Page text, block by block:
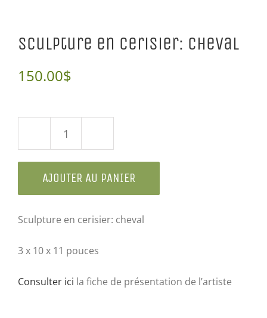
Sculpture en cerisier: cheval
150.00$
quantité
de
Sculpture
en
cerisier:
AJOUTER AU PANIER
Sculpture en cerisier: cheval
3 x 10 x 11 pouces
Consulter ici la fiche de présentation de l’artiste